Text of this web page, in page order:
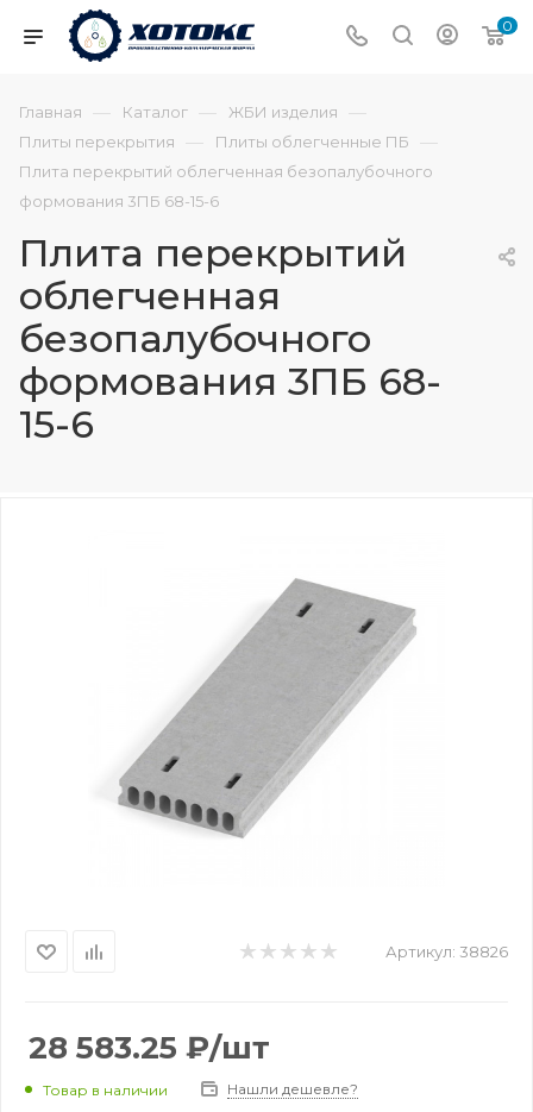
0
Главная — Каталог — ЖБИ изделия —
Плиты перекрытия — Плиты облегченные ПБ —
Плита перекрытий облегченная безопалубочного
формования 3ПБ 68-15-6
Плита перекрытий
облегченная
безопалубочного
формования 3ПБ 68-
15-6
Артикул: 38826
28 583.25 ₽/шт
Товар в наличии Нашли дешевле?